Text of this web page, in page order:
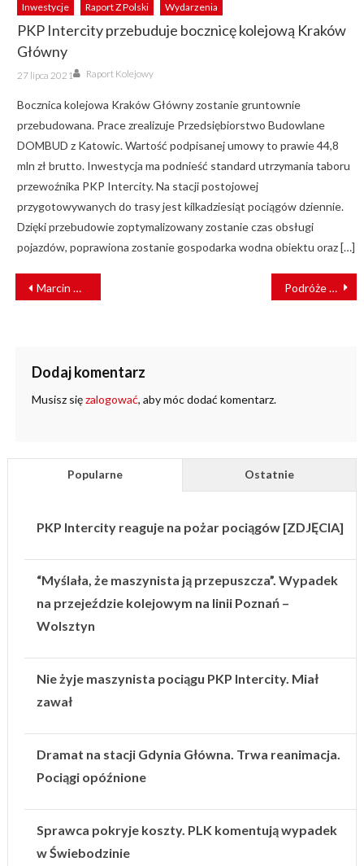
Inwestycje Raport Z Polski Wydarzenia
PKP Intercity przebuduje bocznicę kolejową Kraków
Główny
Posted
on
27 lipca 2021 Author
Raport Kolejowy
Bocznica kolejowa Kraków Główny zostanie gruntownie
przebudowana. Prace zrealizuje Przedsiębiorstwo Budowlane
DOMBUD z Katowic. Wartość podpisanej umowy to prawie 44,8
mln zł brutto. Inwestycja ma podnieść standard utrzymania taboru
przewoźnika PKP Intercity. Na stacji postojowej
przygotowywanych do trasy jest kilkadziesiąt pociągów dziennie.
Dzięki przebudowie zoptymalizowany zostanie czas obsługi
pojazdów, poprawiona zostanie gospodarka wodna obiektu oraz […]
NAWIGACJA
WPISU
Marcin Górecki dyrektorem komunikacji i marketingu w Siemens Mobility Polska Podróże koleją w III kwartale 2023 roku [RAPORT]
Dodaj komentarz
Musisz sięzalogować, aby móc dodać komentarz.
Popularne Ostatnie
PKP Intercity reaguje na pożar pociągów [ZDJĘCIA]
“Myślała, że maszynista ją przepuszcza”. Wypadek
na przejeździe kolejowym na linii Poznań –
Wolsztyn
Nie żyje maszynista pociągu PKP Intercity. Miał
zawał
Dramat na stacji Gdynia Główna. Trwa reanimacja.
Pociągi opóźnione
Sprawca pokryje koszty. PLK komentują wypadek
w Świebodzinie